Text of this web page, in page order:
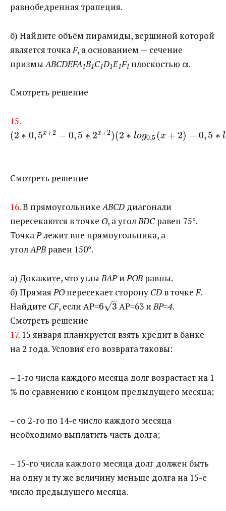
равнобедренная трапеция.
б) Найдите объём пирамиды, вершиной которой
является точка F, а основанием — сечение
призмы ABCDEFA1B1C1D1E1F1 плоскостью α.
Смотреть решение
15.
(2 ∗ 0, 5x+2 − 0, 5 ∗ 2x+2)(2 ∗ log0,5(x + 2) − 0, 5 ∗ l
Смотреть решение
16.В прямоугольникеABCD диагонали
пересекаются в точке О, а уголBDCравен 75°.
ТочкаРлежит вне прямоугольника, а
уголАРВравен 150°.
а) Докажите, что углыВАРиРОВравны.
б) ПрямаяРОпересекает сторону CD в точкеF.
Найдите CF, если AP=​6 3
–
√ ​AP=63 иBР=4.
Смотреть решение
17. 15 января планируется взять кредит в банке
на 2 года. Условия его возврата таковы:
– 1-го числа каждого месяца долг возрастает на 1
% по сравнению с концом предыдущего месяца;
– со 2-го по 14-е число каждого месяца
необходимо выплатить часть долга;
– 15-го числа каждого месяца долг должен быть
на одну и ту же величину меньше долга на 15-е
число предыдущего месяца.